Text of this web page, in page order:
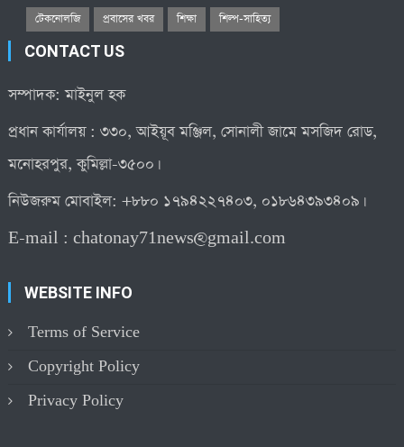
টেকনোলজি প্রবাসের খবর শিক্ষা শিল্প-সাহিত্য
CONTACT US
সম্পাদক: মাইনুল হক
প্রধান কার্যালয় : ৩৩০, আইয়ূব মঞ্জিল, সোনালী জামে মসজিদ রোড,
মনোহরপুর, কুমিল্লা-৩৫০০।
নিউজরুম মোবাইল: +৮৮০ ১৭৯৪২২৭৪০৩, ০১৮৬৪৩৯৩৪০৯।
E-mail :chatonay71news@gmail.com
WEBSITE INFO
Terms of Service
Copyright Policy
Privacy Policy